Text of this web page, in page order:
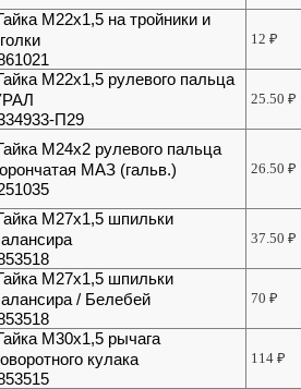
М22х1,5 на тройники и
12₽
М22х1,5 рулевого пальца
П29
25.50₽
М24х2 рулевого пальца
МАЗ (гальв.)
26.50₽
М27х1,5 шпильки
37.50₽
М27х1,5 шпильки
/ Белебей
70₽
М30х1,5 рычага
кулака
114₽